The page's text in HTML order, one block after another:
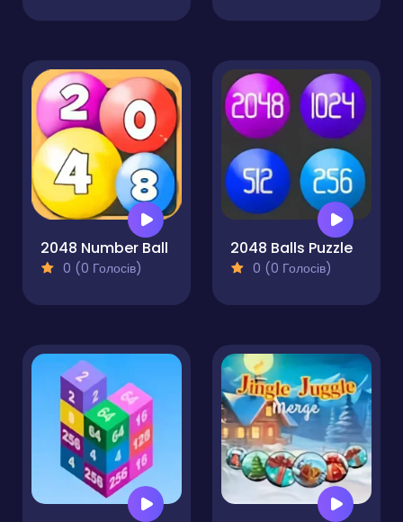
2048 Number Ball
0 (0 Голосів)
2048 Balls Puzzle
0 (0 Голосів)